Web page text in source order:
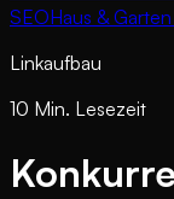
SEOHaus &
Linkaufbau
10 Min. Lesezeit